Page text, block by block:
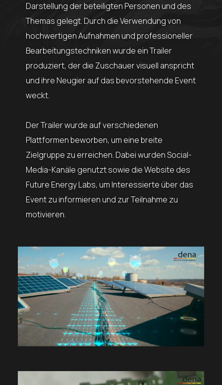
Darstellung der beteiligten Personen und des
Themas gelegt. Durch die Verwendung von
hochwertigen Aufnahmen und professioneller
Bearbeitungstechniken wurde ein Trailer
produziert, der die Zuschauer visuell anspricht
und ihre Neugier auf das bevorstehende Event
weckt.
Der Trailer wurde auf verschiedenen
Plattformen beworben, um eine breite
Zielgruppe zu erreichen. Dabei wurden Social-
Media-Kanäle genutzt sowie die Website des
Future Energy Labs, um Interessierte über das
Event zu informieren und zur Teilnahme zu
motivieren.